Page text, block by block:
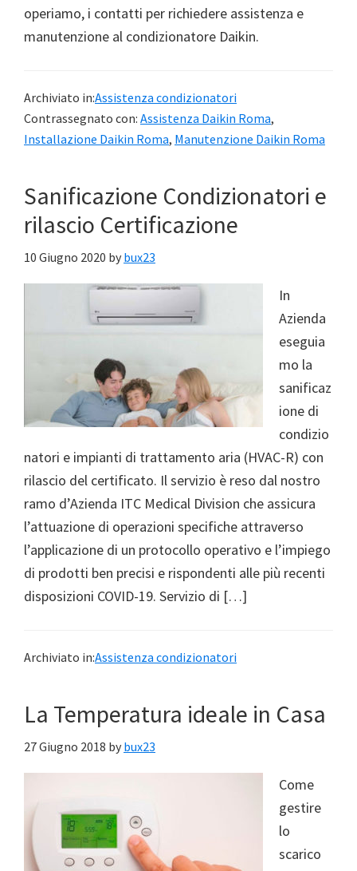
operiamo, i contatti per richiedere assistenza e
manutenzione al condizionatore Daikin.
Archiviato in:Assistenza condizionatori
Contrassegnato con: Assistenza Daikin Roma,
Installazione Daikin Roma, Manutenzione Daikin Roma
Sanificazione Condizionatori e
rilascio Certificazione
10 Giugno 2020 by bux23
In
Azienda
eseguia
mo la
sanificaz
ione di
condizio
natori e impianti di trattamento aria (HVAC-R) con
rilascio del certificato. Il servizio è reso dal nostro
ramo d’Azienda ITC Medical Division che assicura
l’attuazione di operazioni specifiche attraverso
l’applicazione di un protocollo operativo e l’impiego
di prodotti ben precisi e rispondenti alle più recenti
disposizioni COVID-19. Servizio di […]
Archiviato in:Assistenza condizionatori
La Temperatura ideale in Casa
27 Giugno 2018 by bux23
Come
gestire
lo
scarico